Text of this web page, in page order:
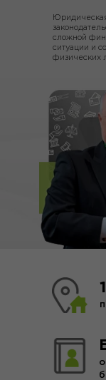
сложной
ситуации и
физических